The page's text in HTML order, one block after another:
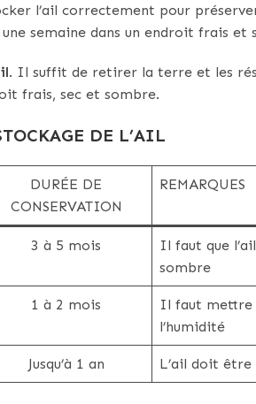
l’ail correctement pour
semaine dans un endroit frais et
. Il suffit de retirer la terre et les
frais, sec et sombre.
DE L’AIL
DURÉE DE
CONSERVATION
REMARQUES
3 à 5 mois
Il faut que
sombre
1 à 2 mois
Il faut mettre
l’humidité
Jusqu’à 1 an L’ail doit être